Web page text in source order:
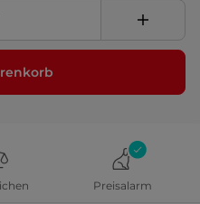
Preisalarm